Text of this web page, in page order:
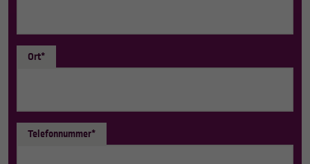
Ort*
Telefonnummer*